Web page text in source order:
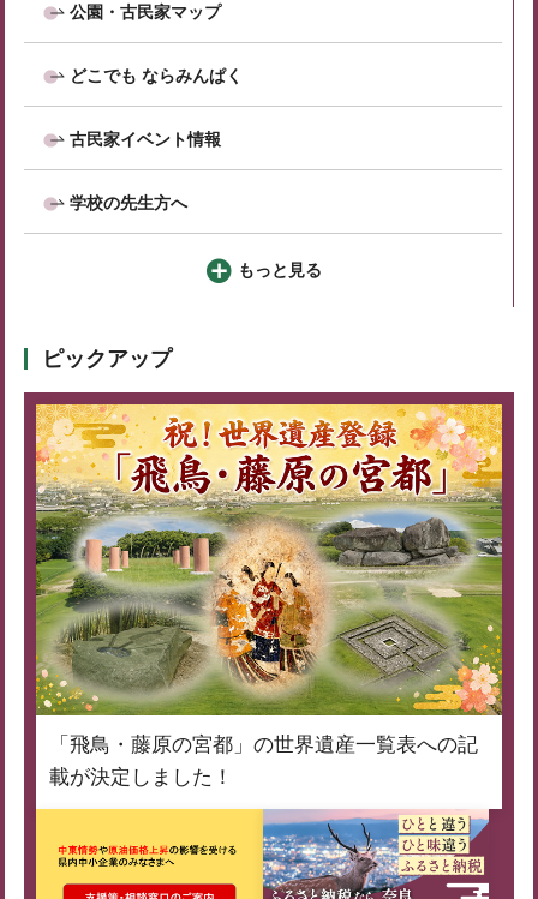
公園・古民家マップ
どこでも ならみんぱく
古民家イベント情報
学校の先生方へ
もっと見る
ピックアップ
「飛鳥・藤原の宮都」の世界遺産一覧表への記
載が決定しました！